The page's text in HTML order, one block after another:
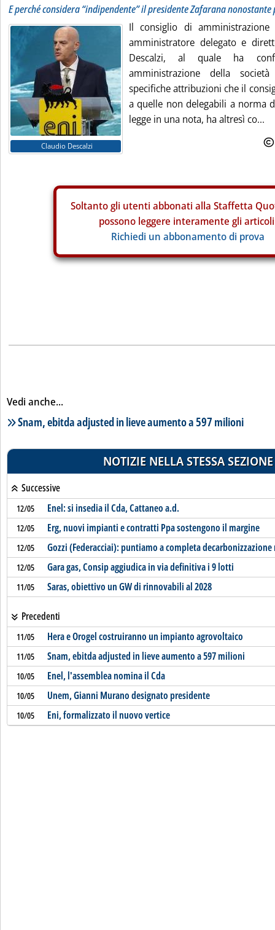
E perché considera “indipendente” il presidente Zafarana
Claudio Descalzi
Il consiglio di
amministratore delegato e
Descalzi, al quale ha
amministrazione della
specifiche attribuzioni che il
a quelle non delegabili a norma
legge in una nota, ha altresì co...
Soltanto gli utenti abbonati alla Staffetta
possono leggere interamente gli
Richiedi un abbonamento di prova
Vedi anche...
Lista notizie correlate
Snam, ebitda adjusted in lieve aumento a 597 milioni
NOTIZIE NELLA STESSA SEZIONE
Successive
12/05 Enel: si insedia il Cda, Cattaneo a.d.
12/05 Erg, nuovi impianti e contratti Ppa sostengono il margine
12/05 Gozzi (Federacciai): puntiamo a completa decarbonizzazione
12/05 Gara gas, Consip aggiudica in via definitiva i 9 lotti
11/05 Saras, obiettivo un GW di rinnovabili al 2028
Precedenti
11/05 Hera e Orogel costruiranno un impianto agrovoltaico
11/05 Snam, ebitda adjusted in lieve aumento a 597 milioni
10/05 Enel, l'assemblea nomina il Cda
10/05 Unem, Gianni Murano designato presidente
10/05 Eni, formalizzato il nuovo vertice